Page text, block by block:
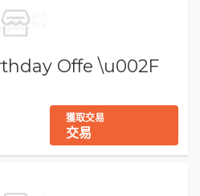
Offe \u002F
獲取交易
交易